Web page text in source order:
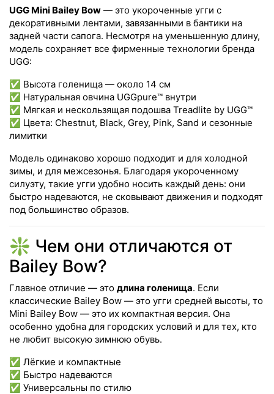
UGG Mini Bailey Bow — это укороченные угги с
декоративными лентами, завязанными в бантики на
задней части сапога. Несмотря на уменьшенную длину,
модель сохраняет все фирменные технологии бренда
UGG:
✅ Высота голенища — около 14 см
✅ Натуральная овчина UGGpure™ внутри
✅ Мягкая и нескользящая подошва Treadlite by UGG™
✅ Цвета: Chestnut, Black, Grey, Pink, Sand и сезонные
лимитки
Модель одинаково хорошо подходит и для холодной
зимы, и для межсезонья. Благодаря укороченному
силуэту, такие угги удобно носить каждый день: они
быстро надеваются, не сковывают движения и подходят
под большинство образов.
❇️ Чем они отличаются от
Bailey Bow?
Главное отличие — это длина голенища. Если
классические Bailey Bow — это угги средней высоты, то
Mini Bailey Bow — это их компактная версия. Она
особенно удобна для городских условий и для тех, кто
не любит высокую зимнюю обувь.
✅ Лёгкие и компактные
✅ Быстро надеваются
✅ Универсальны по стилю